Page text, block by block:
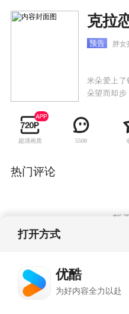
预告 胖女
米朵爱上
朵望而却
亮，她应聘
师助理。米
屡战、不言
超清画质 5508
热门评论
暂
打开方式
优酷
为好内容全力以赴